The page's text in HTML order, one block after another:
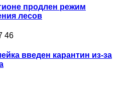
продлен режим
лесов
46
введен карантин из-за